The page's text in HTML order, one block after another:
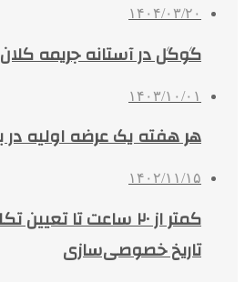
۱۴۰۴/۰۳/۲۰
گوگل در آستانه جریمه
۱۴۰۳/۱۰/۰۱
هر هفته یک عرضه اولیه
۱۴۰۲/۱۱/۱۵
کمتر از ۲۰ ساعت تا
تاریخ خصوصی‌سازی